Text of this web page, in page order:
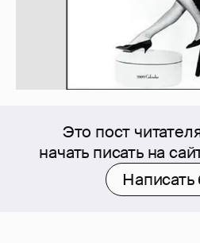
Это пост
начать писать на
Написать